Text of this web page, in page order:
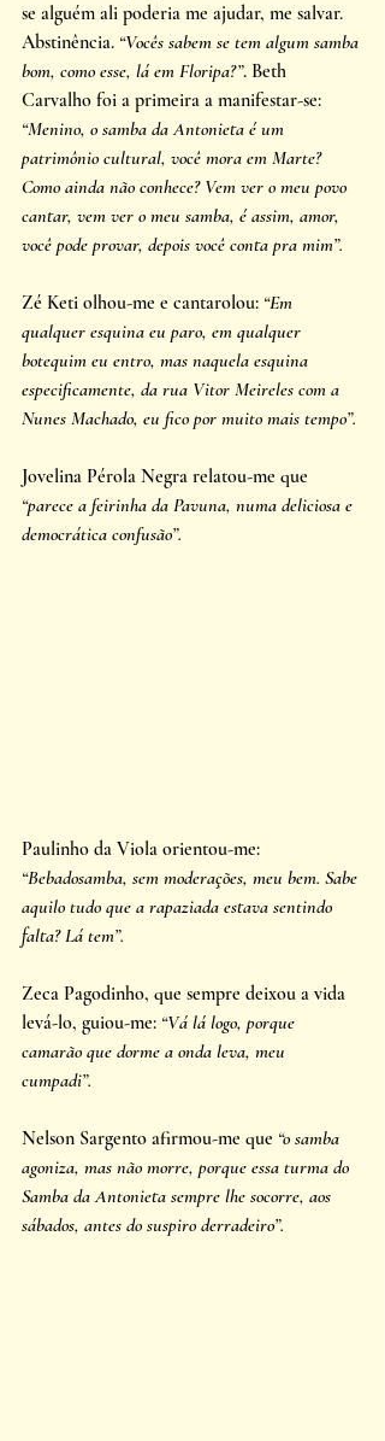
se alguém ali poderia me ajudar, me salvar.
Abstinência. “Vocês sabem se tem algum samba
bom, como esse, lá em Floripa?”. Beth
Carvalho foi a primeira a manifestar-se:
“Menino, o samba da Antonieta é um
patrimônio cultural, você mora em Marte?
Como ainda não conhece? Vem ver o meu povo
cantar, vem ver o meu samba, é assim, amor,
você pode provar, depois você conta pra mim”.
Zé Keti olhou-me e cantarolou: “Em
qualquer esquina eu paro, em qualquer
botequim eu entro, mas naquela esquina
especificamente, da rua Vitor Meireles com a
Nunes Machado, eu fico por muito mais tempo”.
Jovelina Pérola Negra relatou-me que
“parece a feirinha da Pavuna, numa deliciosa e
democrática confusão”.
Paulinho da Viola orientou-me:
“Bebadosamba, sem moderações, meu bem. Sabe
aquilo tudo que a rapaziada estava sentindo
falta? Lá tem”.
Zeca Pagodinho, que sempre deixou a vida
levá-lo, guiou-me: “Vá lá logo, porque
camarão que dorme a onda leva, meu
cumpadi”.
Nelson Sargento afirmou-me que “o samba
agoniza, mas não morre, porque essa turma do
Samba da Antonieta sempre lhe socorre, aos
sábados, antes do suspiro derradeiro”.